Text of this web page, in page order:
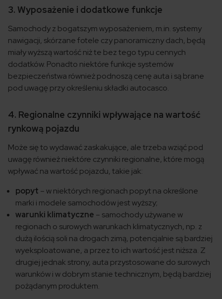
3. Wyposażenie i dodatkowe funkcje
Samochody z bogatszym wyposażeniem, m.in. systemy
nawigacji, skórzane fotele czy panoramiczny dach, będą
miały wyższą wartość niż te bez tego typu cennych
dodatków. Ponadto niektóre funkcje systemów
bezpieczeństwa również podnoszą cenę auta i są brane
pod uwagę przy określeniu składki autocasco.
4. Regionalne czynniki wpływające na wartość
rynkową pojazdu
Może się to wydawać zaskakujące, ale trzeba wziąć pod
uwagę również niektóre czynniki regionalne, które mogą
wpływać na wartość pojazdu, takie jak:
popyt – w niektórych regionach popyt na określone
marki i modele samochodów jest wyższy;
warunki klimatyczne – samochody używane w
regionach o surowych warunkach klimatycznych, np. z
dużą ilością soli na drogach zimą, potencjalnie są bardziej
wyeksploatowane, a przez to ich wartość jest niższa. Z
drugiej jednak strony, auta przystosowane do surowych
warunków i w dobrym stanie technicznym, będą bardziej
pożądanym produktem.